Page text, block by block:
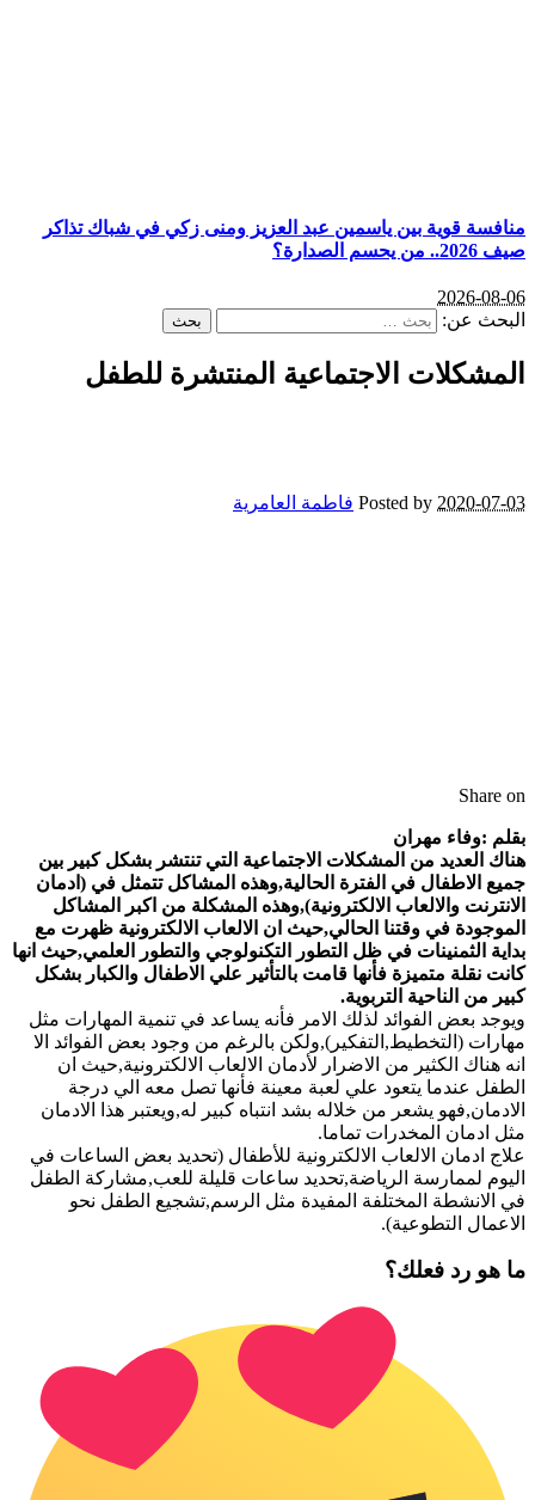
منافسة قوية بين ياسمين عبد العزيز ومنى زكي في شباك تذاكر
صيف 2026.. من يحسم الصدارة؟
2026-08-06
البحث عن:
المشكلات الاجتماعية المنتشرة للطفل
2020-07-03
Posted by فاطمة العامرية
Share on
بقلم :وفاء مهران
هناك العديد من المشكلات الاجتماعية التي تنتشر بشكل كبير بين
جميع الاطفال في الفترة الحالية,وهذه المشاكل تتمثل في (ادمان
الانترنت والالعاب الالكترونية),وهذه المشكلة من اكبر المشاكل
الموجودة في وقتنا الحالي,حيث ان الالعاب الالكترونية ظهرت مع
بداية الثمنينات في ظل التطور التكنولوجي والتطور العلمي,حيث انها
كانت نقلة متميزة فأنها قامت بالتأثير علي الاطفال والكبار بشكل
كبير من الناحية التربوية.
ويوجد بعض الفوائد لذلك الامر فأنه يساعد في تنمية المهارات مثل
مهارات (التخطيط,التفكير),ولكن بالرغم من وجود بعض الفوائد الا
انه هناك الكثير من الاضرار لأدمان الالعاب الالكترونية,حيث ان
الطفل عندما يتعود علي لعبة معينة فأنها تصل معه الي درجة
الادمان,فهو يشعر من خلاله بشد انتباه كبير له,ويعتبر هذا الادمان
مثل ادمان المخدرات تماما.
علاج ادمان الالعاب الالكترونية للأطفال (تحديد بعض الساعات في
اليوم لممارسة الرياضة,تحديد ساعات قليلة للعب,مشاركة الطفل
في الانشطة المختلفة المفيدة مثل الرسم,تشجيع الطفل نحو
الاعمال التطوعية).
ما هو رد فعلك؟